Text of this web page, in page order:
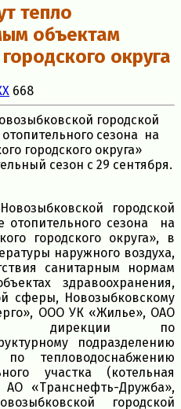
тепло
объектам
округа
668
городской
сезона на
городского округа»
сезон с 29 сентября.
городской
отопительного сезона на
городского округа», в
наружного воздуха,
санитарным нормам
здравоохранения,
сферы, Новозыбковскому
ООО УК «Жилье», ОАО
дирекции по
подразделению
тепловодоснабжению
участка (котельная
«Транснефть-Дружба»,
городской